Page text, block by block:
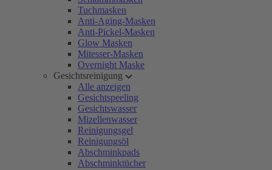
Tuchmasken
Anti-Aging-Masken
Anti-Pickel-Masken
Glow Masken
Mitesser-Masken
Overnight Maske
Gesichtsreinigung
Alle anzeigen
Gesichtspeeling
Gesichtswasser
Mizellenwasser
Reinigungsgel
Reinigungsöl
Abschminkpads
Abschminktücher